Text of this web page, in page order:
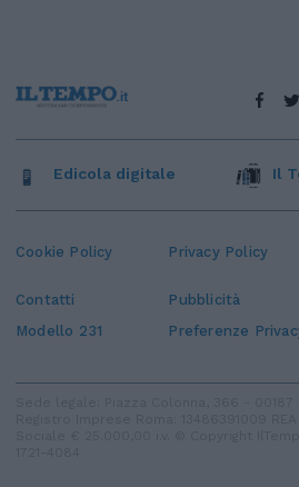
Cookie Policy Privacy Policy
Contatti Pubblicità
Modello 231
Preferenze
Edicola digitale Il